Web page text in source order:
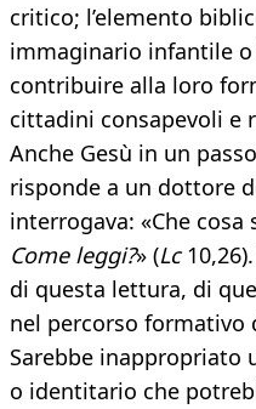
critico; l’elemento
immaginario infantile
contribuire alla loro
cittadini consapevoli e
Anche Gesù in un
risponde a un dottore
interrogava: «Che
Come leggi?» (Lc
di questa lettura, di
nel percorso formativo
Sarebbe inappropriato
o identitario che